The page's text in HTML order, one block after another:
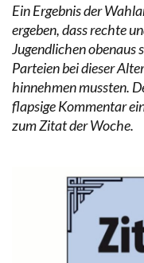
Ein Ergebnis der
ergeben, dass rechte
Jugendlichen obenaus
Parteien bei dieser
hinnehmen mussten.
flapsige Kommentar
zum Zitat der Woche.